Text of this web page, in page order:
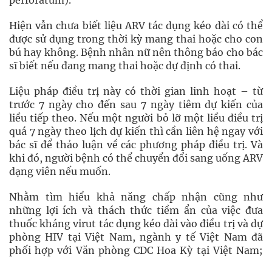
Hiện vẫn chưa biết liệu ARV tác dụng kéo dài có thể
được sử dụng trong thời kỳ mang thai hoặc cho con
bú hay không. Bệnh nhân nữ nên thông báo cho bác
sĩ biết nếu đang mang thai hoặc dự định có thai.
Liệu pháp điều trị này có thời gian linh hoạt – từ
trước 7 ngày cho đến sau 7 ngày tiêm dự kiến của
liều tiếp theo. Nếu một người bỏ lỡ một liều điều trị
quá 7 ngày theo lịch dự kiến thì cần liên hệ ngay với
bác sĩ để thảo luận về các phương pháp điều trị. Và
khi đó, người bệnh có thể chuyển đổi sang uống ARV
dạng viên nếu muốn.
Nhằm tìm hiểu khả năng chấp nhận cũng như
những lợi ích và thách thức tiềm ẩn của việc đưa
thuốc kháng virut tác dụng kéo dài vào điều trị và dự
phòng HIV tại Việt Nam, ngành y tế Việt Nam đã
phối hợp với Văn phòng CDC Hoa Kỳ tại Việt Nam;